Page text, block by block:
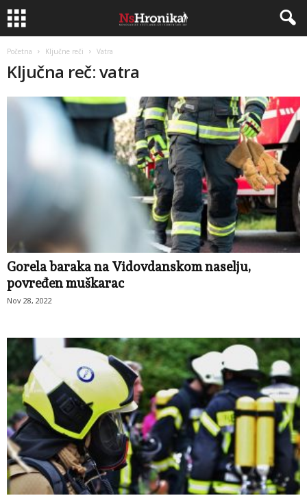
Početna Ključne reči Vatra
Ključna reč: vatra
Gorela baraka na Vidovdanskom naselju,
povređen muškarac
Nov 28, 2022